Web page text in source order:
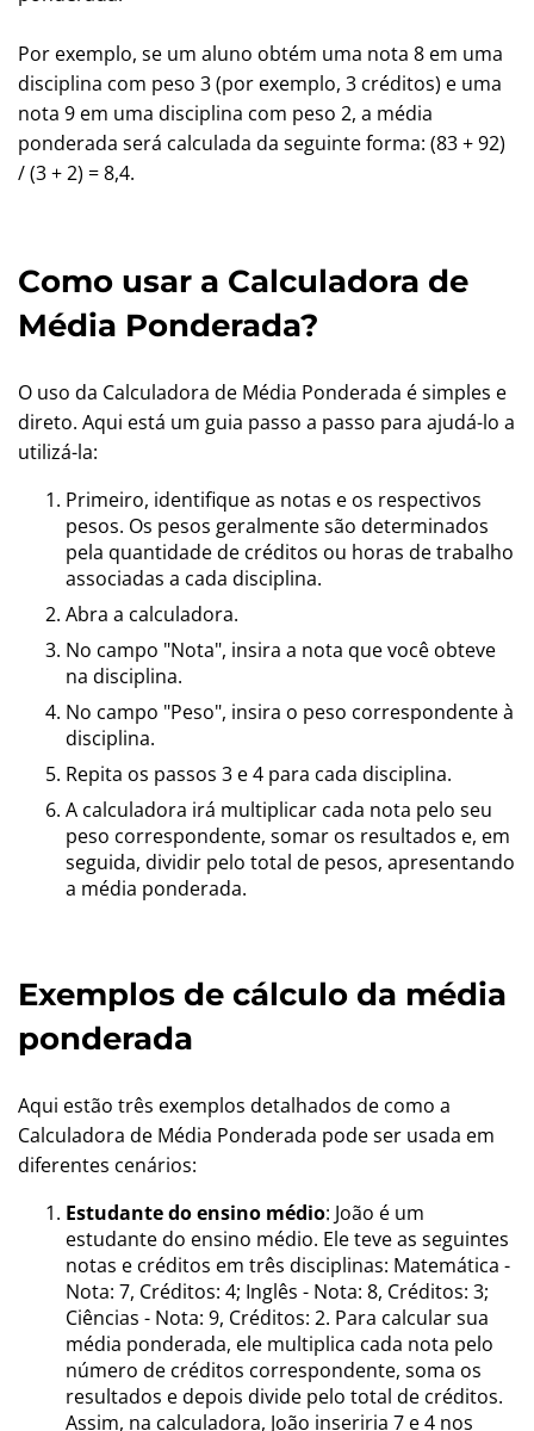
Por exemplo, se um aluno obtém uma nota 8 em uma
disciplina com peso 3 (por exemplo, 3 créditos) e uma
nota 9 em uma disciplina com peso 2, a média
ponderada será calculada da seguinte forma: (83 + 92)
/ (3 + 2) = 8,4.
Como usar a Calculadora de
Média Ponderada?
O uso da Calculadora de Média Ponderada é simples e
direto. Aqui está um guia passo a passo para ajudá-lo a
utilizá-la:
Primeiro, identifique as notas e os respectivos
pesos. Os pesos geralmente são determinados
pela quantidade de créditos ou horas de trabalho
associadas a cada disciplina.
Abra a calculadora.
No campo "Nota", insira a nota que você obteve
na disciplina.
No campo "Peso", insira o peso correspondente à
disciplina.
Repita os passos 3 e 4 para cada disciplina.
A calculadora irá multiplicar cada nota pelo seu
peso correspondente, somar os resultados e, em
seguida, dividir pelo total de pesos, apresentando
a média ponderada.
Exemplos de cálculo da média
ponderada
Aqui estão três exemplos detalhados de como a
Calculadora de Média Ponderada pode ser usada em
diferentes cenários:
Estudante do ensino médio: João é um
estudante do ensino médio. Ele teve as seguintes
notas e créditos em três disciplinas: Matemática -
Nota: 7, Créditos: 4; Inglês - Nota: 8, Créditos: 3;
Ciências - Nota: 9, Créditos: 2. Para calcular sua
média ponderada, ele multiplica cada nota pelo
número de créditos correspondente, soma os
resultados e depois divide pelo total de créditos.
Assim, na calculadora, João inseriria 7 e 4 nos